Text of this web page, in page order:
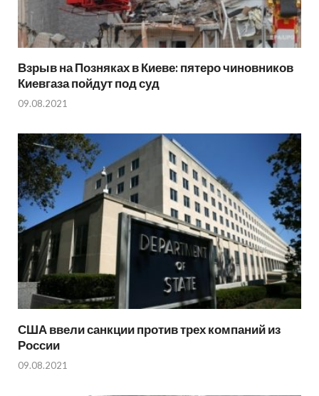
Взрыв на Позняках в Киеве: пятеро чиновников
Киевгаза пойдут под суд
09.08.2021
США ввели санкции против трех компаний из
России
09.08.2021